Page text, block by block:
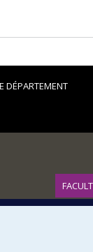
DÉPARTEMENT